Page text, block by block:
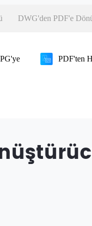
DWG'den PDF'e
PDF'ten